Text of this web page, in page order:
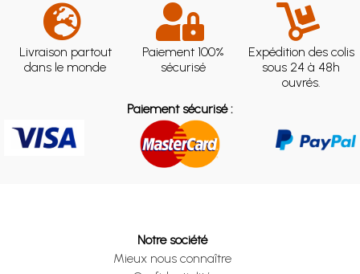
Livraison partout
dans le monde
Paiement 100%
sécurisé
Expédition des colis
sous 24 à 48h
ouvrés.
Paiement sécurisé :
Notre société
Mieux nous connaître